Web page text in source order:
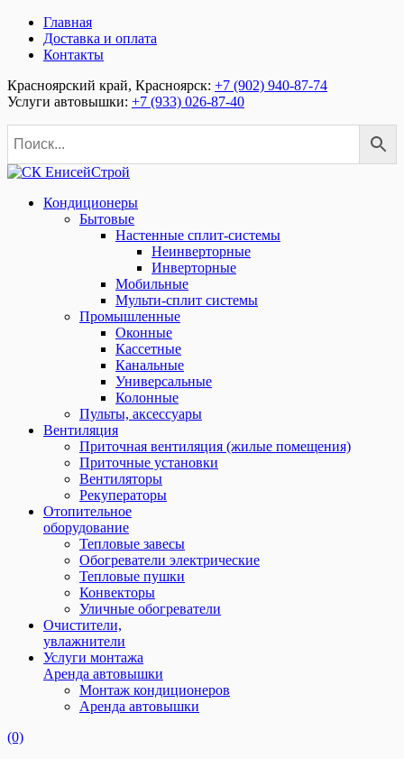
Главная
Доставка и оплата
Контакты
Красноярский край, Красноярск: +7 (902) 940-87-74
Услуги автовышки: +7 (933) 026-87-40
Кондиционеры
Бытовые
Настенные сплит-системы
Неинверторные
Инверторные
Мобильные
Мульти-сплит системы
Промышленные
Оконные
Кассетные
Канальные
Универсальные
Колонные
Пульты, аксессуары
Вентиляция
Приточная вентиляция (жилые помещения)
Приточные установки
Вентиляторы
Рекуператоры
Отопительное
оборудование
Тепловые завесы
Обогреватели электрические
Тепловые пушки
Конвекторы
Уличные обогреватели
Очистители,
увлажнители
Услуги монтажа
Аренда автовышки
Монтаж кондиционеров
Аренда автовышки
(0)